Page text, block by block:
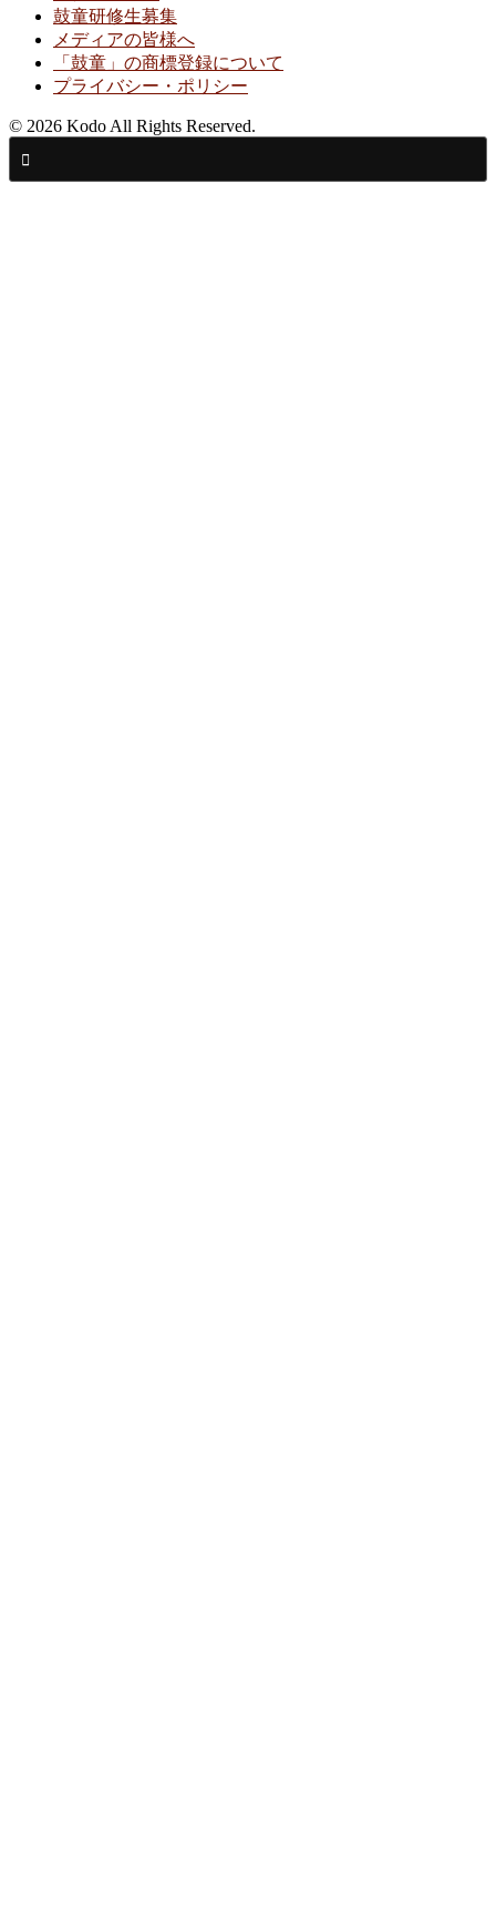
鼓童研修生募集
メディアの皆様へ
「鼓童」の商標登録について
プライバシー・ポリシー
© 2026 Kodo All Rights Reserved.